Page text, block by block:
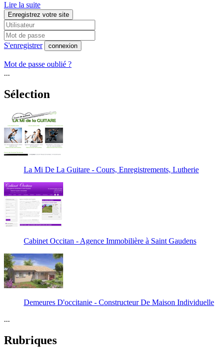
Lire la suite
Enregistrez votre site
S'enregistrer connexion
Mot de passe oublié ?
...
Sélection
La Mi De La Guitare - Cours, Enregistrements, Lutherie
Cabinet Occitan - Agence Immobilière à Saint Gaudens
Demeures D'occitanie - Constructeur De Maison Individuelle
...
Rubriques